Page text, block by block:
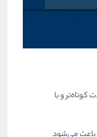
و با